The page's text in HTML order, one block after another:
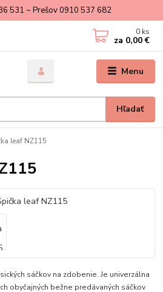
531 ~ Prešov 0910 537 682
Menu
Hľadať
0 ks
za 0,00 €
leaf NZ115
sáčkov na zdobenie. Je univerzálna
obyčajných bežne predávaných sáčkov